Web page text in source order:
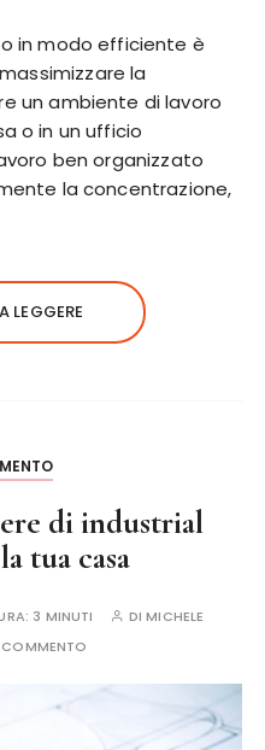
in modo efficiente è
la
un ambiente di lavoro
o in un ufficio
ben organizzato
la concentrazione,
LEGGERE
di industrial
tua casa
3 MINUTI DIMICHELE